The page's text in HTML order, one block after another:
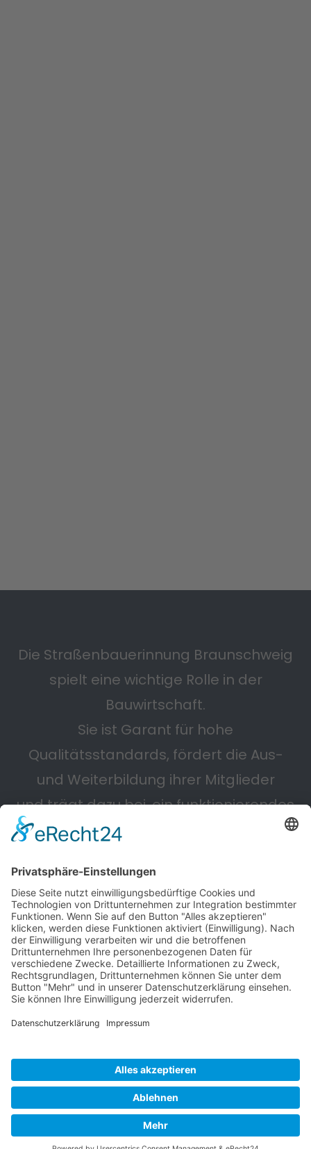
Die Straßenbauerinnung Braunschweig
spielt eine wichtige Rolle in der
Bauwirtschaft.
Sie ist Garant für hohe
Qualitätsstandards, fördert die Aus-
und Weiterbildung ihrer Mitglieder
und trägt dazu bei, ein funktionierendes
Straßennetz zu erhalten.
Powered by KIEWITZ D&H
Cookie-Einstellungen
Datenschutzerklärung
+1 (818) 112344534